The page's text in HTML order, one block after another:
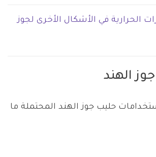
الحرارية في الأشكال الأخرى لجوز
الهند
حليب جوز الهند المحتملة ما